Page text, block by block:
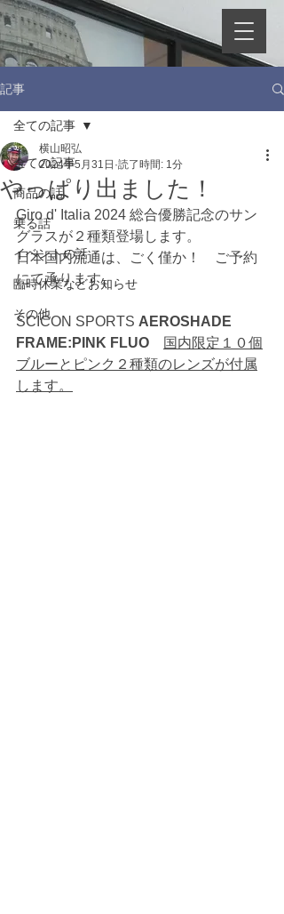
記事
全ての記事
商品の話
乗る話
イベントの話
臨時休業などお知らせ
その他
全ての記事
やっぱり出ました！
横山昭弘
2024年5月31日 読了時間: 1分
Giro d' Italia 2024 総合優勝記念のサン
グラスが２種類登場します。
日本国内流通は、ごく僅か！　ご予約
にて承ります。
SCICON SPORTS AEROSHADE
FRAME:PINK FLUO
国内限定１０個
ブルーとピンク２種類のレンズが付属
します。